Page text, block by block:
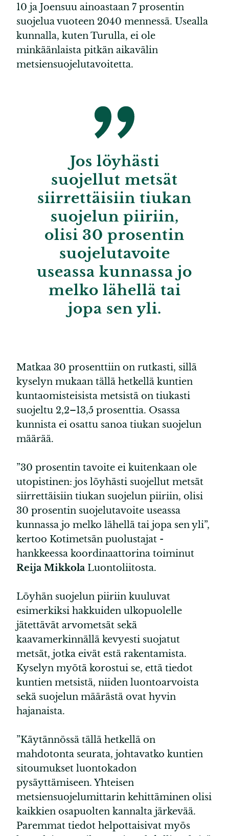
10 ja Joensuu ainoastaan 7 prosentin
suojelua vuoteen 2040 mennessä. Usealla
kunnalla, kuten Turulla, ei ole
minkäänlaista pitkän aikavälin
metsiensuojelutavoitetta.
Jos löyhästi
suojellut metsät
siirrettäisiin tiukan
suojelun piiriin,
olisi 30 prosentin
suojelutavoite
useassa kunnassa jo
melko lähellä tai
jopa sen yli.
Matkaa 30 prosenttiin on rutkasti, sillä
kyselyn mukaan tällä hetkellä kuntien
kuntaomisteisista metsistä on tiukasti
suojeltu 2,2–13,5 prosenttia. Osassa
kunnista ei osattu sanoa tiukan suojelun
määrää.
”30 prosentin tavoite ei kuitenkaan ole
utopistinen: jos löyhästi suojellut metsät
siirrettäisiin tiukan suojelun piiriin, olisi
30 prosentin suojelutavoite useassa
kunnassa jo melko lähellä tai jopa sen yli”,
kertoo Kotimetsän puolustajat -
hankkeessa koordinaattorina toiminut
Reija Mikkola Luontoliitosta.
Löyhän suojelun piiriin kuuluvat
esimerkiksi hakkuiden ulkopuolelle
jätettävät arvometsät sekä
kaavamerkinnällä kevyesti suojatut
metsät, jotka eivät estä rakentamista.
Kyselyn myötä korostui se, että tiedot
kuntien metsistä, niiden luontoarvoista
sekä suojelun määrästä ovat hyvin
hajanaista.
”Käytännössä tällä hetkellä on
mahdotonta seurata, johtavatko kuntien
sitoumukset luontokadon
pysäyttämiseen. Yhteisen
metsiensuojelumittarin kehittäminen olisi
kaikkien osapuolten kannalta järkevää.
Paremmat tiedot helpottaisivat myös